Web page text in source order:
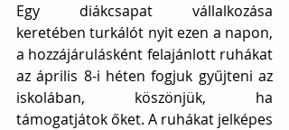
Egy diákcsapat vállalkozása
keretében turkálót nyit ezen a napon,
a hozzájárulásként felajánlott ruhákat
az április 8-i héten fogjuk gyűjteni az
iskolában, köszönjük, ha
támogatjátok őket. A ruhákat jelképes